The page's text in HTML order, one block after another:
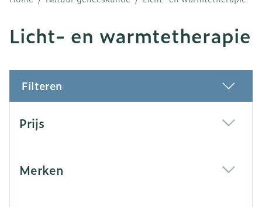
Licht- en warmtetherapie
Filteren
Prijs
Merken